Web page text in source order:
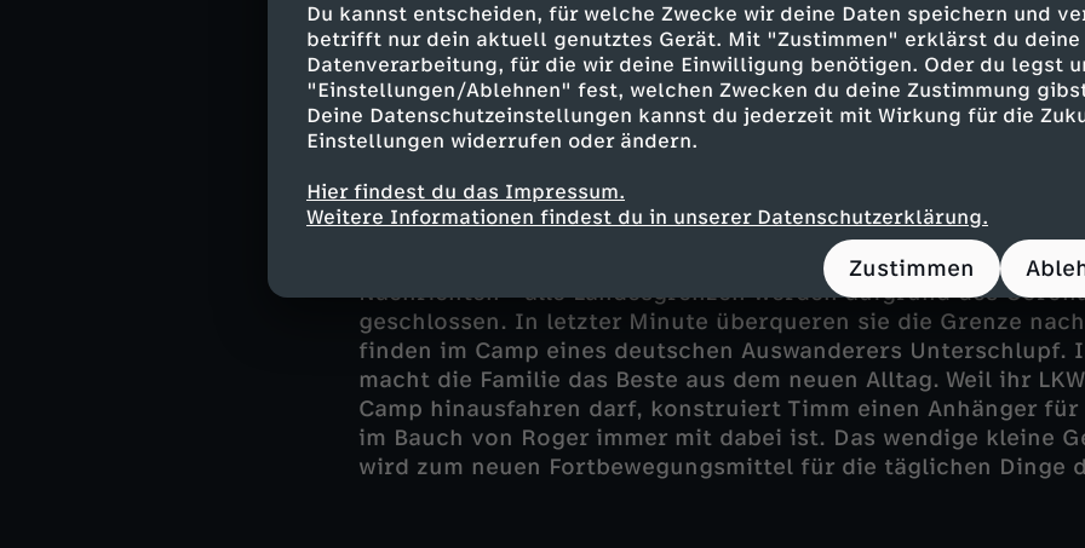
Du kannst entscheiden, für welche Zwecke wir deine Daten speichern und
betrifft nur dein aktuell genutztes Gerät. Mit "Zustimmen" erklärst du deine
Datenverarbeitung, für die wir deine Einwilligung benötigen. Oder du legst
"Einstellungen/Ablehnen" fest, welchen Zwecken du deine Zustimmung
Deine Datenschutzeinstellungen kannst du jederzeit mit Wirkung für die
Einstellungen widerrufen oder ändern.
Hier findest du das Impressum.
Weitere Informationen findest du in unserer Datenschutzerklärung.
Zustimmen
die entsprechenden e-books für die unterschiedlichen
dabei. Dazu kommt die Schule des Lebens, die sich auf einer
ganzen Vielfalt erschließt. Spanisch und Englisch beherrschen
mittlerweile gut, ihr Wissen um die Flora und Fauna der
ist enorm und auch Kenntnis um die dortigen Kulturen wächst
Ecuador erreichen die
Nachrichten - alle Landesgrenzen werden aufgrund des
geschlossen. In letzter Minute überqueren sie die Grenze
finden im Camp eines deutschen Auswanderers Unterschlupf.
macht die Familie das Beste aus dem neuen Alltag. Weil ihr
Camp hinausfahren darf, konstruiert Timm einen Anhänger für
im Bauch von Roger immer mit dabei ist. Das wendige kleine
wird zum neuen Fortbewegungsmittel für die täglichen Dinge